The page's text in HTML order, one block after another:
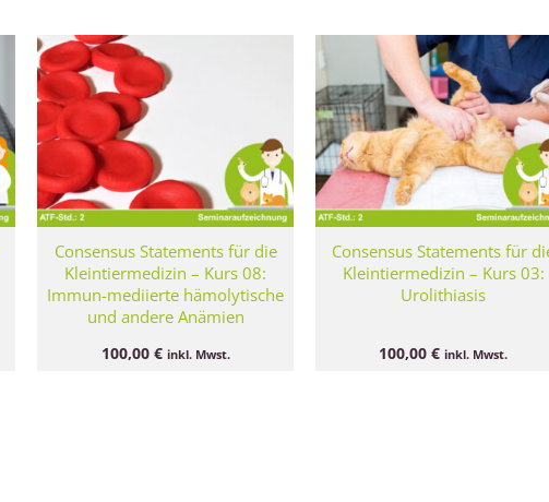
Consensus Statements für die
Kleintiermedizin – Kurs 08:
Immun-mediierte hämolytische
und andere Anämien
100,00 € inkl. Mwst.
Consensus Statements für
Kleintiermedizin – Kurs 03:
Urolithiasis
100,00€ inkl. Mwst.